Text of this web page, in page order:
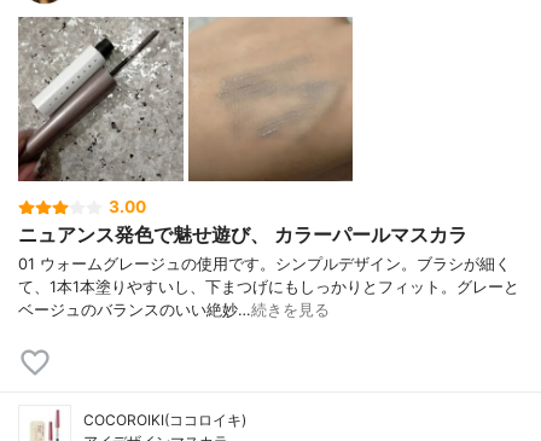
3.00
ニュアンス発色で魅せ遊び、 カラーパールマスカラ
01 ウォームグレージュの使用です。シンプルデザイン。ブラシが細く
て、1本1本塗りやすいし、下まつげにもしっかりとフィット。グレーと
ベージュのバランスのいい絶妙…続きを見る
COCOROIKI(ココロイキ)